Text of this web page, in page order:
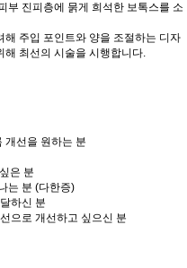
부 진피층에 묽게 희석한 보톡스를 소
해 주입 포인트와 양을 조절하는 디자
해 최선의 시술을 시행합니다.
개선을 원하는 분
은 분
는 분 (다한증)
하신 분
으로 개선하고 싶으신 분